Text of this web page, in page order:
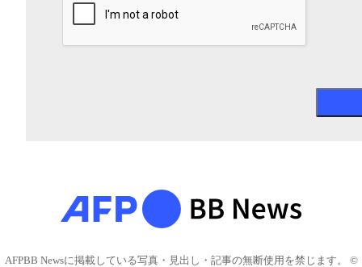
AFPBB Newsに掲載している写真・見出し・記事の無断使用を禁じます。 ©